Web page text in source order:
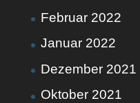
Februar 2022
Januar 2022
Dezember 2021
Oktober 2021